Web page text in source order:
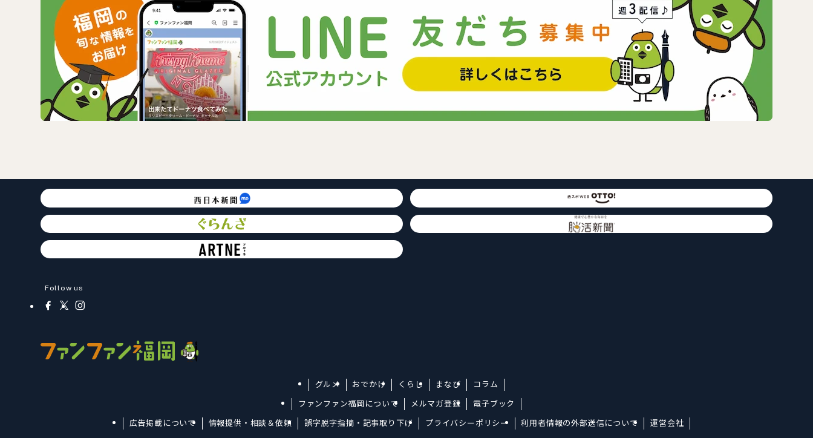
Follow us
グルメ おでかけ くらし まなび コラム
ファンファン福岡について メルマガ登録 電子ブック
広告掲載について 情報提供・相談＆依頼 誤字脱字指摘・記事取り下げ プライバシーポリシー 利用者情報の外部送信について 運営会社